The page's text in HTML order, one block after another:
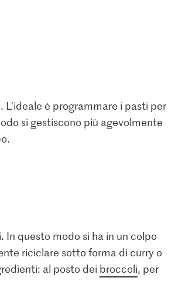
è programmare i pasti per
si gestiscono più agevolmente
questo modo si ha in un colpo
riciclare sotto forma di curry o
al posto dei broccoli, per